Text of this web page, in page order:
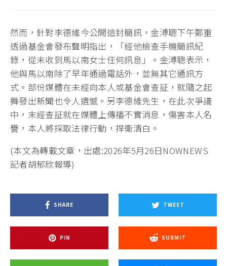
然而，針對李德維今公開這封簡訊，金溥聰下午鄭重
透過基金會發布聲明指出，「經他檢查手機簡訊紀
錄，從未收到馬以南女士任何訊息」。金溥聰表示，
他與馬以南除了早年通過電話外，並無其它通訊方
式。部份媒體在未經向本人或基金會查証，就隨之起
舞發出新聞也令人遺憾。另李德維先生，在此次爭議
中，末經查証就在媒體上傳播不實消息，傷害本人名
譽，本人將採取法律行動，捍衛清白。
(本文為轉載文章，出處:2026年5月26日NOWNEWS
記者胡郁欣報導)
SHARE TWEET
PIN SUBMIT